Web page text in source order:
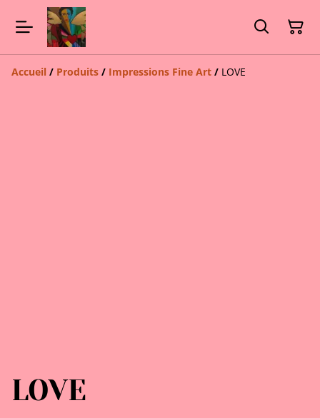
Accueil / Produits / Impressions Fine Art / LOVE
LOVE